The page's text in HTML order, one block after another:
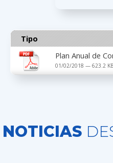
Tipo
Plan Anual de
01/02/2018 — 623.2 KB
NOTICIAS